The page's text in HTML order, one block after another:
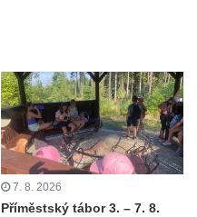
7. 8. 2026
Příměstský tábor 3. – 7. 8.